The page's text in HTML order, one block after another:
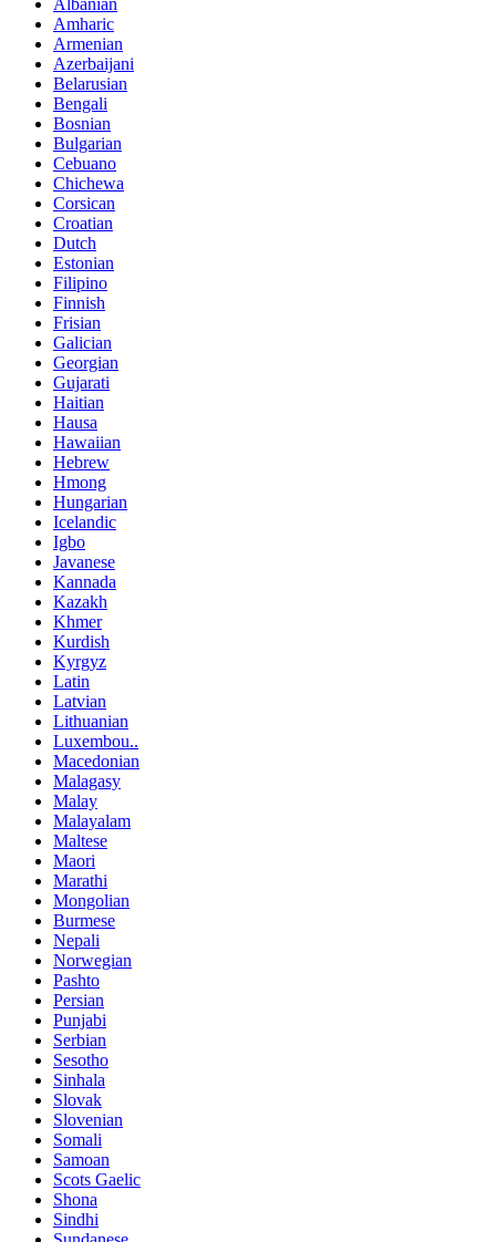
Amharic
Armenian
Azerbaijani
Belarusian
Bengali
Bosnian
Bulgarian
Cebuano
Chichewa
Corsican
Croatian
Dutch
Estonian
Filipino
Finnish
Frisian
Galician
Georgian
Gujarati
Haitian
Hausa
Hawaiian
Hebrew
Hmong
Hungarian
Icelandic
Igbo
Javanese
Kannada
Kazakh
Khmer
Kurdish
Kyrgyz
Latin
Latvian
Lithuanian
Luxembou..
Macedonian
Malagasy
Malay
Malayalam
Maltese
Maori
Marathi
Mongolian
Burmese
Nepali
Norwegian
Pashto
Persian
Punjabi
Serbian
Sesotho
Sinhala
Slovak
Slovenian
Somali
Samoan
Scots Gaelic
Shona
Sindhi